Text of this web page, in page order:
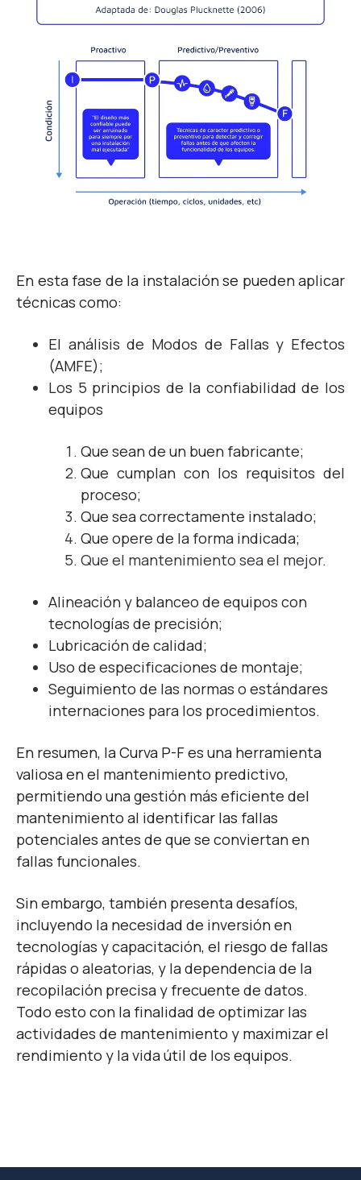
En esta fase de la instalación se pueden aplicar
técnicas como:
El análisis de Modos de Fallas y Efectos
(AMFE);
Los 5 principios de la confiabilidad de los
equipos
Que sean de un buen fabricante;
Que cumplan con los requisitos del
proceso;
Que sea correctamente instalado;
Que opere de la forma indicada;
Que el mantenimiento sea el mejor.
Alineación y balanceo de equipos con
tecnologías de precisión;
Lubricación de calidad;
Uso de especificaciones de montaje;
Seguimiento de las normas o estándares
internaciones para los procedimientos.
En resumen, la Curva P-F es una herramienta
valiosa en el mantenimiento predictivo,
permitiendo una gestión más eficiente del
mantenimiento al identificar las fallas
potenciales antes de que se conviertan en
fallas funcionales.
Sin embargo, también presenta desafíos,
incluyendo la necesidad de inversión en
tecnologías y capacitación, el riesgo de fallas
rápidas o aleatorias, y la dependencia de la
recopilación precisa y frecuente de datos.
Todo esto con la finalidad de optimizar las
actividades de mantenimiento y maximizar el
rendimiento y la vida útil de los equipos.